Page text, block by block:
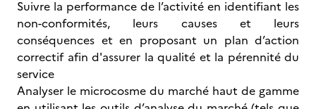
Suivre la performance de l’activité en identifiant les
non-conformités, leurs causes et leurs
conséquences et en proposant un plan d’action
correctif afin d'assurer la qualité et la pérennité du
service
Analyser le microcosme du marché haut de gamme